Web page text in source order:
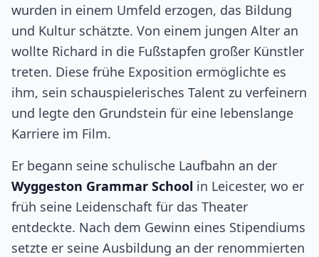
wurden in einem Umfeld erzogen, das Bildung
und Kultur schätzte. Von einem jungen Alter an
wollte Richard in die Fußstapfen großer Künstler
treten. Diese frühe Exposition ermöglichte es
ihm, sein schauspielerisches Talent zu verfeinern
und legte den Grundstein für eine lebenslange
Karriere im Film.
Er begann seine schulische Laufbahn an der
Wyggeston Grammar School in Leicester, wo er
früh seine Leidenschaft für das Theater
entdeckte. Nach dem Gewinn eines Stipendiums
setzte er seine Ausbildung an der renommierten